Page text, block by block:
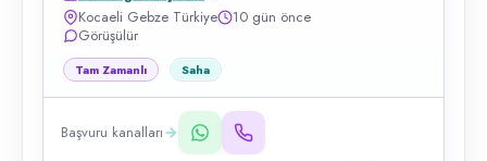
Kocaeli Gebze Türkiye
10 gün önce
Görüşülür
Tam Zamanlı Saha
Başvuru kanalları